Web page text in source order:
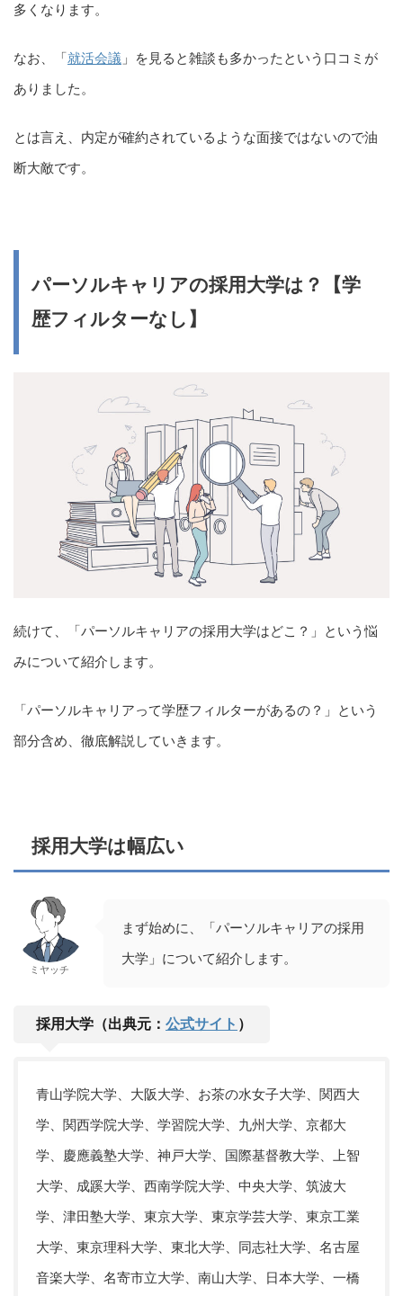
多くなります。
なお、「就活会議 」を見ると雑談も多かったという口コミが
ありました。
とは言え、内定が確約されているような面接ではないので油
断大敵です。
パーソルキャリアの採用大学は？【学
歴フィルターなし】
続けて、「パーソルキャリアの採用大学はどこ？」という悩
みについて紹介します。
「パーソルキャリアって学歴フィルターがあるの？」という
部分含め、徹底解説していきます。
採用大学は幅広い
ミヤッチ
まず始めに、「パーソルキャリアの採用
大学」について紹介します。
採用大学（出典元： 公式サイト ）
青山学院大学、大阪大学、お茶の水女子大学、関西大
学、関西学院大学、学習院大学、九州大学、京都大
学、慶應義塾大学、神戸大学、国際基督教大学、上智
大学、成蹊大学、西南学院大学、中央大学、筑波大
学、津田塾大学、東京大学、東京学芸大学、東京工業
大学、東京理科大学、東北大学、同志社大学、名古屋
音楽大学、名寄市立大学、南山大学、日本大学、一橋